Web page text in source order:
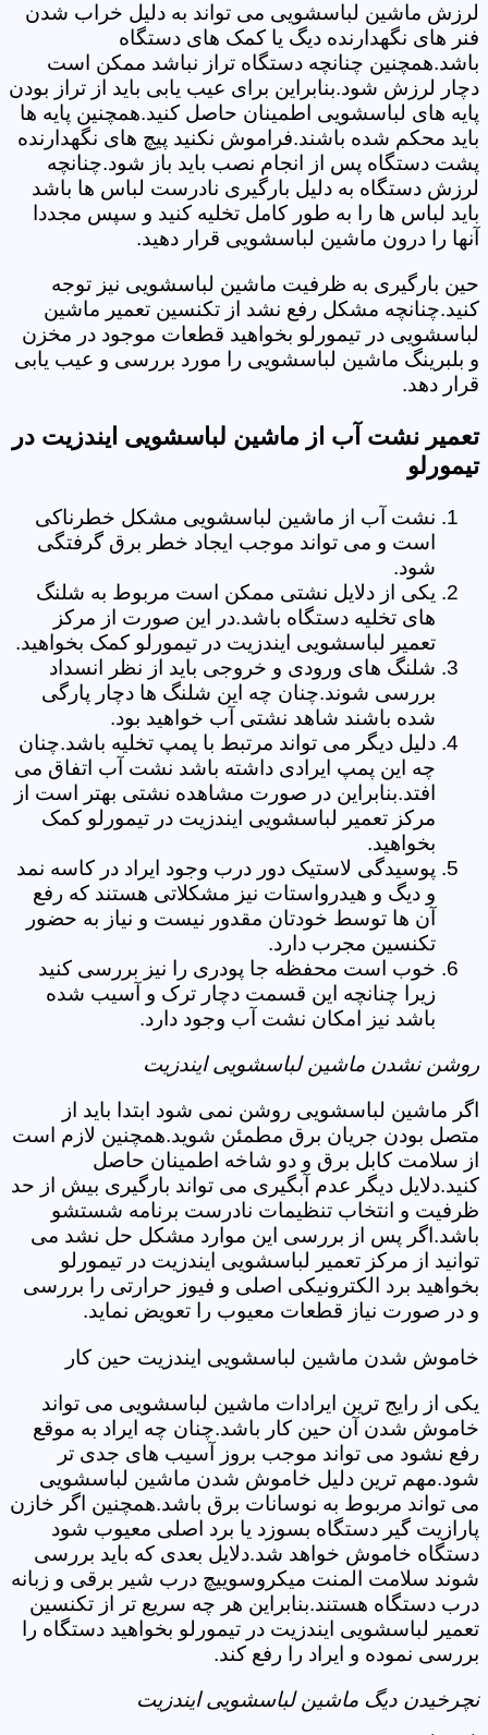
لرزش ماشین لباسشویی می تواند به دلیل خراب شدن
فنر های نگهدارنده دیگ یا کمک های دستگاه
باشد.همچنین چنانچه دستگاه تراز نباشد ممکن است
دچار لرزش شود.بنابراین برای عیب یابی باید از تراز بودن
پایه های لباسشویی اطمینان حاصل کنید.همچنین پایه ها
باید محکم شده باشند.فراموش نکنید پیچ های نگهدارنده
پشت دستگاه پس از انجام نصب باید باز شود.چنانچه
لرزش دستگاه به دلیل بارگیری نادرست لباس ها باشد
باید لباس ها را به طور کامل تخلیه کنید و سپس مجددا
آنها را درون ماشین لباسشویی قرار دهید.
حین بارگیری به ظرفیت ماشین لباسشویی نیز توجه
کنید.چنانچه مشکل رفع نشد از تکنسین تعمیر ماشین
لباسشویی در تیمورلو بخواهید قطعات موجود در مخزن
و بلبرینگ ماشین لباسشویی را مورد بررسی و عیب یابی
قرار دهد.
تعمیر نشت آب از ماشین لباسشویی ایندزیت در
تیمورلو
نشت آب از ماشین لباسشویی مشکل خطرناکی
است و می تواند موجب ایجاد خطر برق گرفتگی
شود.
یکی از دلایل نشتی ممکن است مربوط به شلنگ
های تخلیه دستگاه باشد.در این صورت از مرکز
تعمیر لباسشویی ایندزیت در تیمورلو کمک بخواهید.
شلنگ های ورودی و خروجی باید از نظر انسداد
بررسی شوند.چنان چه این شلنگ ها دچار پارگی
شده باشند شاهد نشتی آب خواهید بود.
دلیل دیگر می تواند مرتبط با پمپ تخلیه باشد.چنان
چه این پمپ ایرادی داشته باشد نشت آب اتفاق می
افتد.بنابراین در صورت مشاهده نشتی بهتر است از
مرکز تعمیر لباسشویی ایندزیت در تیمورلو کمک
بخواهید.
پوسیدگی لاستیک دور درب وجود ایراد در کاسه نمد
و دیگ و هیدرواستات نیز مشکلاتی هستند که رفع
آن ها توسط خودتان مقدور نیست و نیاز به حضور
تکنسین مجرب دارد.
خوب است محفظه جا پودری را نیز بررسی کنید
زیرا چنانچه این قسمت دچار ترک و آسیب شده
باشد نیز امکان نشت آب وجود دارد.
روشن نشدن ماشین لباسشویی ایندزیت
اگر ماشین لباسشویی روشن نمی شود ابتدا باید از
متصل بودن جریان برق مطمئن شوید.همچنین لازم است
از سلامت کابل برق و دو شاخه اطمینان حاصل
کنید.دلایل دیگر عدم آبگیری می تواند بارگیری بیش از حد
ظرفیت و انتخاب تنظیمات نادرست برنامه شستشو
باشد.اگر پس از بررسی این موارد مشکل حل نشد می
توانید از مرکز تعمیر لباسشویی ایندزیت در تیمورلو
بخواهید برد الکترونیکی اصلی و فیوز حرارتی را بررسی
و در صورت نیاز قطعات معیوب را تعویض نماید.
خاموش شدن ماشین لباسشویی ایندزیت حین کار
یکی از رایج ترین ایرادات ماشین لباسشویی می تواند
خاموش شدن آن حین کار باشد.چنان چه ایراد به موقع
رفع نشود می تواند موجب بروز آسیب های جدی تر
شود.مهم ترین دلیل خاموش شدن ماشین لباسشویی
می تواند مربوط به نوسانات برق باشد.همچنین اگر خازن
پارازیت گیر دستگاه بسوزد یا برد اصلی معیوب شود
دستگاه خاموش خواهد شد.دلایل بعدی که باید بررسی
شوند سلامت المنت میکروسوییچ درب شیر برقی و زبانه
درب دستگاه هستند.بنابراین هر چه سریع تر از تکنسین
تعمیر لباسشویی ایندزیت در تیمورلو بخواهید دستگاه را
بررسی نموده و ایراد را رفع کند.
نچرخیدن دیگ ماشین لباسشویی ایندزیت